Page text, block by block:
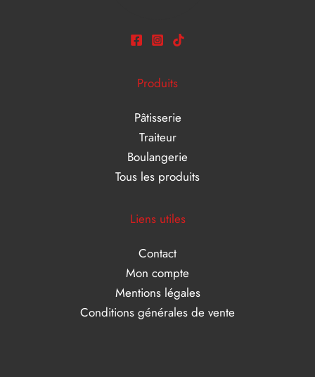
Produits
Pâtisserie
Traiteur
Boulangerie
Tous les produits
Liens utiles
Contact
Mon compte
Mentions légales
Conditions générales de vente